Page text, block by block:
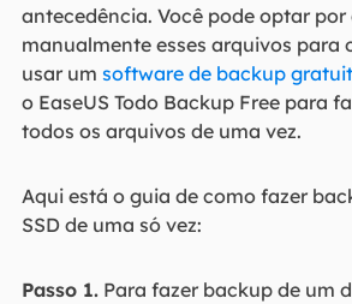
antecedência. Você pode optar
manualmente esses arquivos para
usar um software de backup
o EaseUS Todo Backup Free para
todos os arquivos de uma vez.
Aqui está o guia de como fazer
SSD de uma só vez:
Passo 1.Para fazer backup de um